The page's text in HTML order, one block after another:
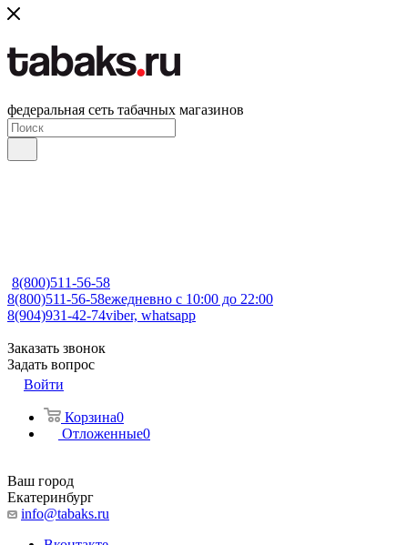
федеральная сеть табачных магазинов
8(800)511-56-58
8(800)511-56-58ежедневно с 10:00 до 22:00
8(904)931-42-74viber, whatsapp
Заказать звонок
Задать вопрос
Войти
Корзина0
Отложенные0
Ваш город
Екатеринбург
info@tabaks.ru